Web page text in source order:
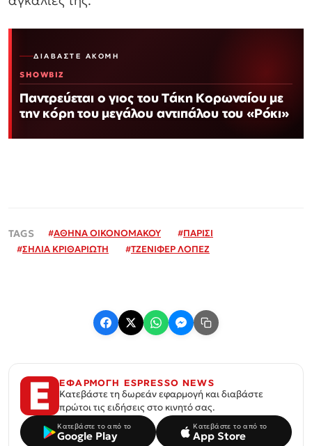
ΔΙΑΒΆΣΤΕ ΑΚΌΜΗ
SHOWBIZ
Παντρεύεται ο γιος του Τάκη Κορωναίου με
την κόρη του μεγάλου αντιπάλου του «Ρόκι»
#ΑΘΗΝΑ ΟΙΚΟΝΟΜΑΚΟΥ #ΠΑΡΙΣΙ
#ΣΗΛΙΑ ΚΡΙΘΑΡΙΩΤΗ #ΤΖΕΝΙΦΕΡ ΛΟΠΕΖ
ΕΦΑΡΜΟΓΗ ESPRESSO NEWS
Κατεβάστε τη δωρεάν εφαρμογή και διαβάστε
πρώτοι τις ειδήσεις στο κινητό σας.
Κατεβάστε το από το
Google Play
Κατεβάστε το από το
App Store